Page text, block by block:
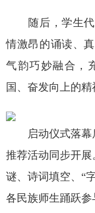
随后，学生代
情激昂的诵读、
气韵巧妙融合，
国、奋发向上的精
启动仪式落幕
推荐活动同步开
谜、诗词填空、“
各民族师生踊跃